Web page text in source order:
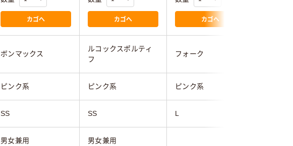
カゴへ カゴへ カゴへ
ボンマックス
ルコックスポルティ
フ
フォーク
ピンク系 ピンク系 ピンク系
SS SS L
男女兼用 男女兼用